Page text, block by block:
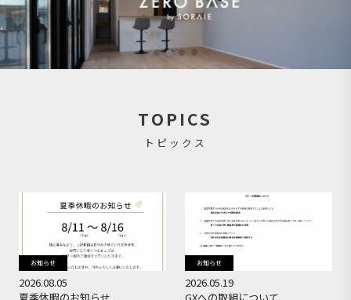
TOPICS
トピックス
お知らせ
2026.08.05
夏季休暇のお知らせ
お知らせ
2026.05.19
GXへの取組について